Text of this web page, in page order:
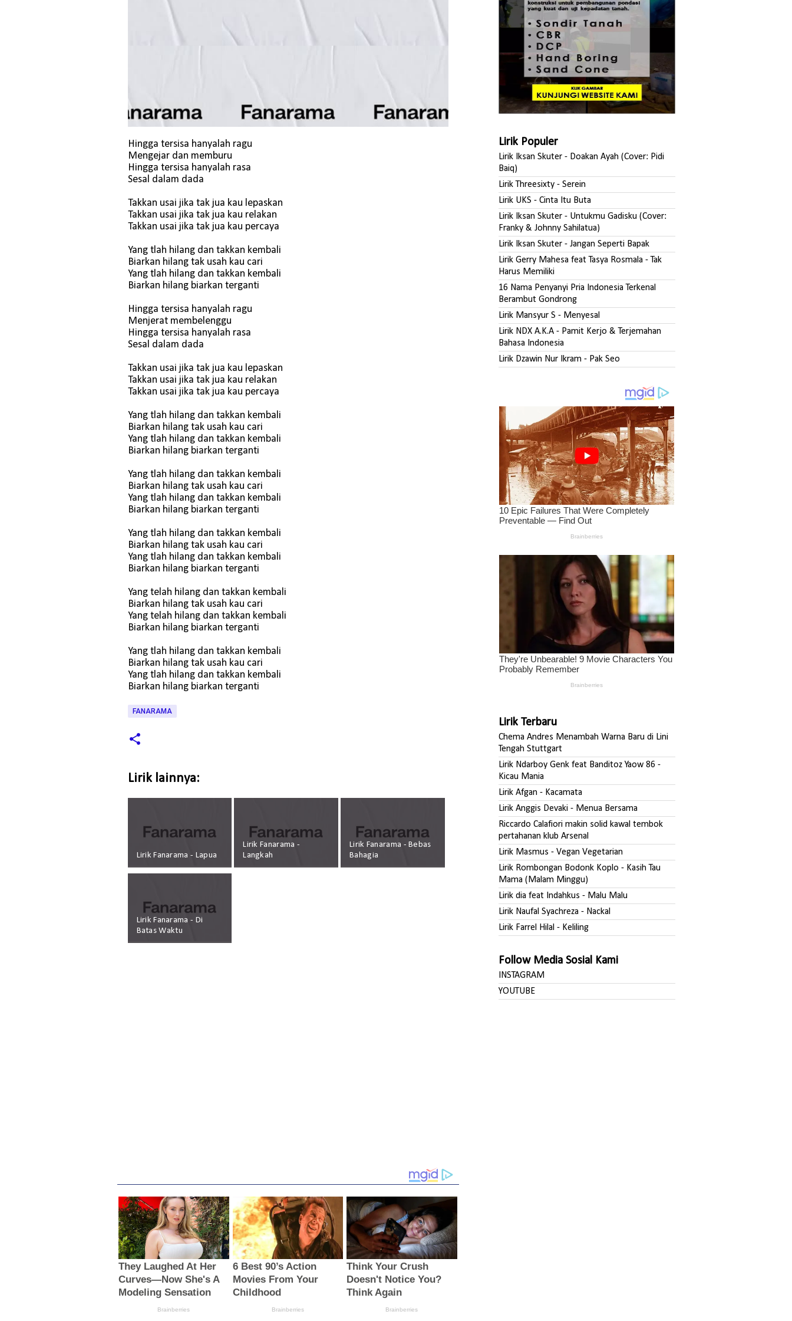
Hingga tersisa hanyalah ragu
Mengejar dan memburu
Hingga tersisa hanyalah rasa
Sesal dalam dada
Takkan usai jika tak jua kau lepaskan
Takkan usai jika tak jua kau relakan
Takkan usai jika tak jua kau percaya
Yang tlah hilang dan takkan kembali
Biarkan hilang tak usah kau cari
Yang tlah hilang dan takkan kembali
Biarkan hilang biarkan terganti
Hingga tersisa hanyalah ragu
Menjerat membelenggu
Hingga tersisa hanyalah rasa
Sesal dalam dada
Takkan usai jika tak jua kau lepaskan
Takkan usai jika tak jua kau relakan
Takkan usai jika tak jua kau percaya
Yang tlah hilang dan takkan kembali
Biarkan hilang tak usah kau cari
Yang tlah hilang dan takkan kembali
Biarkan hilang biarkan terganti
Yang tlah hilang dan takkan kembali
Biarkan hilang tak usah kau cari
Yang tlah hilang dan takkan kembali
Biarkan hilang biarkan terganti
Yang tlah hilang dan takkan kembali
Biarkan hilang tak usah kau cari
Yang tlah hilang dan takkan kembali
Biarkan hilang biarkan terganti
Yang telah hilang dan takkan kembali
Biarkan hilang tak usah kau cari
Yang telah hilang dan takkan kembali
Biarkan hilang biarkan terganti
Yang tlah hilang dan takkan kembali
Biarkan hilang tak usah kau cari
Yang tlah hilang dan takkan kembali
Biarkan hilang biarkan terganti
FANARAMA
Lirik lainnya:
Lirik Fanarama - Lapua
Lirik Fanarama -
Langkah
Lirik Fanarama - Bebas
Bahagia
Lirik Fanarama - Di
Batas Waktu
Lirik Populer
Lirik Iksan Skuter - Doakan Ayah (Cover: Pidi
Baiq)
Lirik Threesixty - Serein
Lirik UKS - Cinta Itu Buta
Lirik Iksan Skuter - Untukmu Gadisku (Cover:
Franky & Johnny Sahilatua)
Lirik Iksan Skuter - Jangan Seperti Bapak
Lirik Gerry Mahesa feat Tasya Rosmala - Tak
Harus Memiliki
16 Nama Penyanyi Pria Indonesia Terkenal
Berambut Gondrong
Lirik Mansyur S - Menyesal
Lirik NDX A.K.A - Pamit Kerjo & Terjemahan
Bahasa Indonesia
Lirik Dzawin Nur Ikram - Pak Seo
Lirik Terbaru
Chema Andres Menambah Warna Baru di Lini
Tengah Stuttgart
Lirik Ndarboy Genk feat Banditoz Yaow 86 -
Kicau Mania
Lirik Afgan - Kacamata
Lirik Anggis Devaki - Menua Bersama
Riccardo Calafiori makin solid kawal tembok
pertahanan klub Arsenal
Lirik Masmus - Vegan Vegetarian
Lirik Rombongan Bodonk Koplo - Kasih Tau
Mama (Malam Minggu)
Lirik dia feat Indahkus - Malu Malu
Lirik Naufal Syachreza - Nackal
Lirik Farrel Hilal - Keliling
Follow Media Sosial Kami
INSTAGRAM
YOUTUBE